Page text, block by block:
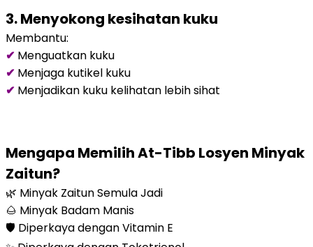
3. Menyokong kesihatan kuku
Membantu:
✔ Menguatkan kuku
✔ Menjaga kutikel kuku
✔ Menjadikan kuku kelihatan lebih sihat
Mengapa Memilih At-Tibb Losyen Minyak
Zaitun?
🌿 Minyak Zaitun Semula Jadi
🌰 Minyak Badam Manis
🛡 Diperkaya dengan Vitamin E